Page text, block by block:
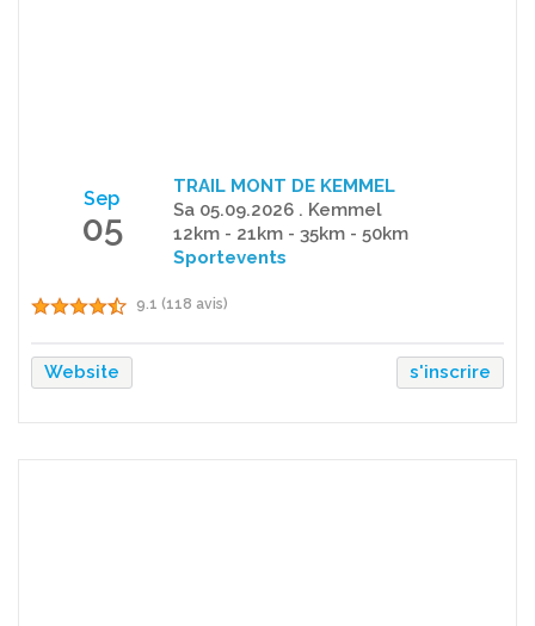
Sep
05
TRAIL MONT DE KEMMEL
Sa 05.09.2026 . Kemmel
12km - 21km - 35km - 50km
Sportevents
9.1 (118 avis)
Website s'inscrire